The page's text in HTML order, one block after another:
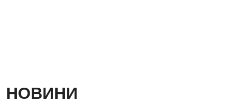
Вакцинація
Швидка медична допомога
НОВИНИ